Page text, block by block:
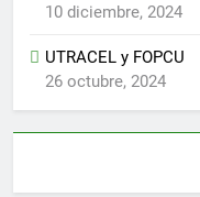
10 diciembre, 2024
UTRACEL y FOPCU
26 octubre, 2024